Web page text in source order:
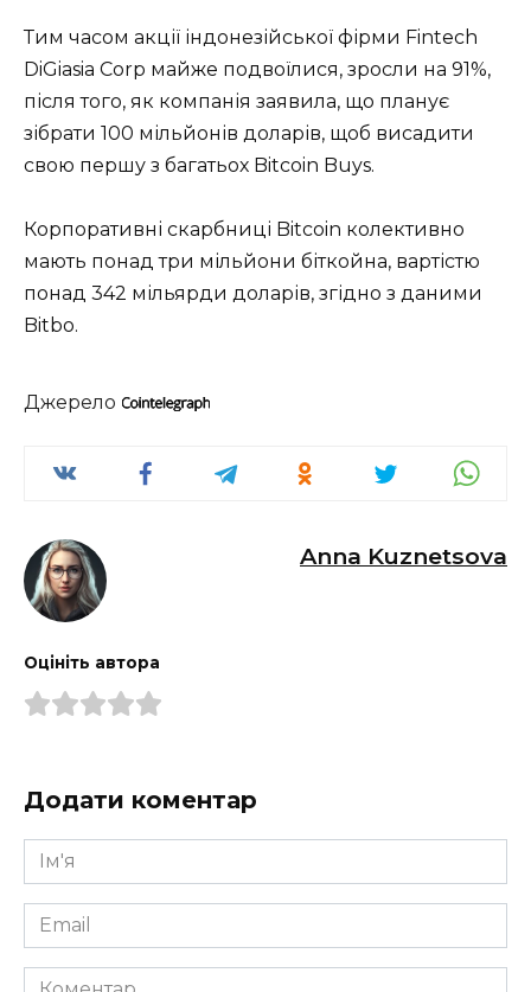
Тим часом акції індонезійської фірми Fintech
DiGiasia Corp майже подвоїлися, зросли на 91%,
після того, як компанія заявила, що планує
зібрати 100 мільйонів доларів, щоб висадити
свою першу з багатьох Bitcoin Buys.
Корпоративні скарбниці Bitcoin колективно
мають понад три мільйони біткойна, вартістю
понад 342 мільярди доларів, згідно з даними
Bitbo.
Джерело
Anna Kuznetsova
Оцініть автора
Додати коментар
Ім'я
*
Email
*
Коментар